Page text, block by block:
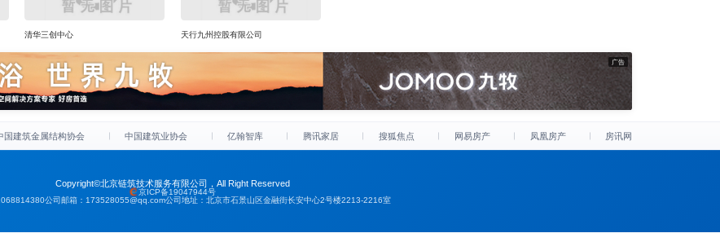
清华三创中心 天行九州控股有限公司
广告
国建筑金属结构协会 中国建筑业协会 亿翰智库 腾讯家居 搜狐焦点 网易房产 凤凰房产 房讯网
Copyright©北京链筑技术服务有限公司，All Right Reserved
京ICP备19047944号
公司邮箱：173528055@qq.com公司地址：北京市石景山区金融街长安中心2号楼2213-2216室